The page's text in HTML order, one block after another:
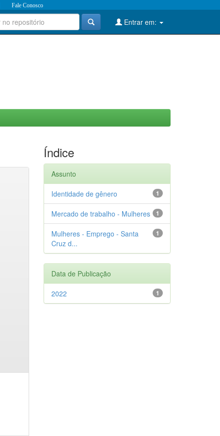
Fale Conosco
Entrar em:
Índice
Assunto
1
Identidade de gênero
1
Mercado de trabalho - Mulheres
1
Mulheres - Emprego - Santa
Cruz d...
Data de Publicação
1
2022